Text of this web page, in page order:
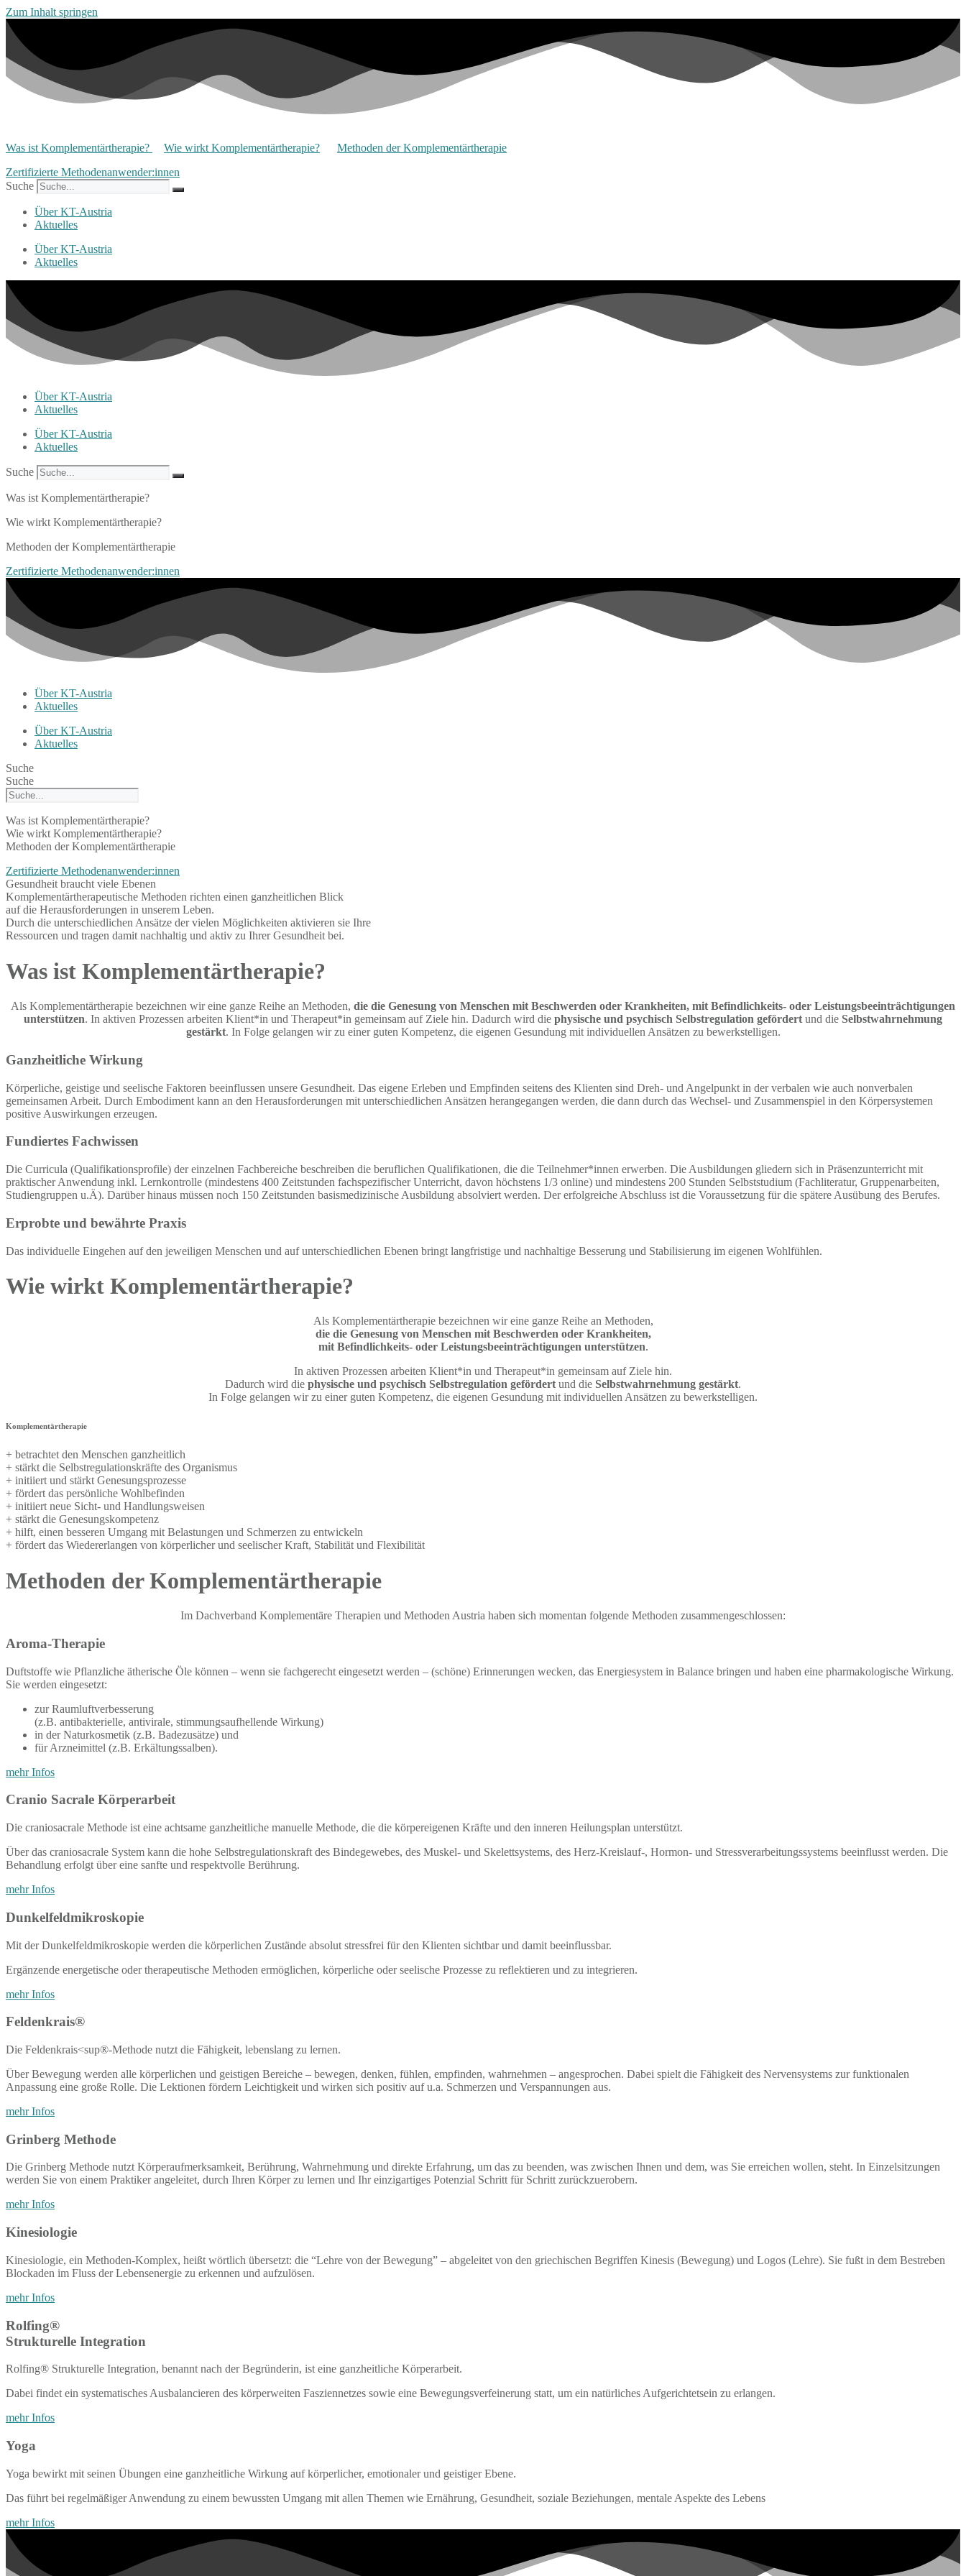
Zum Inhalt springen
Was ist Komplementärtherapie? Wie wirkt Komplementärtherapie?
Methoden der Komplementärtherapie
Zertifizierte Methodenanwender:innen
Suche
Über KT-Austria
Aktuelles
Über KT-Austria
Aktuelles
Über KT-Austria
Aktuelles
Über KT-Austria
Aktuelles
Suche
Was ist Komplementärtherapie?
Wie wirkt Komplementärtherapie?
Methoden der Komplementärtherapie
Zertifizierte Methodenanwender:innen
Über KT-Austria
Aktuelles
Über KT-Austria
Aktuelles
Suche
Suche
Was ist Komplementärtherapie?
Wie wirkt Komplementärtherapie?
Methoden der Komplementärtherapie
Zertifizierte Methodenanwender:innen
Gesundheit braucht viele Ebenen
Komplementärtherapeutische Methoden richten einen ganzheitlichen Blick
auf die Herausforderungen in unserem Leben.
Durch die unterschiedlichen Ansätze der vielen Möglichkeiten aktivieren sie Ihre
Ressourcen und tragen damit nachhaltig und aktiv zu Ihrer Gesundheit bei.
Was ist Komplementärtherapie?
Als Komplementärtherapie bezeichnen wir eine ganze Reihe an Methoden, die die Genesung von Menschen mit Beschwerden oder Krankheiten, mit Befindlichkeits- oder Leistungsbeeinträchtigungen
unterstützen. In aktiven Prozessen arbeiten Klient*in und Therapeut*in gemeinsam auf Ziele hin. Dadurch wird die physische und psychisch Selbstregulation gefördert und die Selbstwahrnehmung
gestärkt. In Folge gelangen wir zu einer guten Kompetenz, die eigenen Gesundung mit individuellen Ansätzen zu bewerkstelligen.
Ganzheitliche Wirkung
Körperliche, geistige und seelische Faktoren beeinflussen unsere Gesundheit. Das eigene Erleben und Empfinden seitens des Klienten sind Dreh- und Angelpunkt in der verbalen wie auch nonverbalen
gemeinsamen Arbeit. Durch Embodiment kann an den Herausforderungen mit unterschiedlichen Ansätzen herangegangen werden, die dann durch das Wechsel- und Zusammenspiel in den Körpersystemen
positive Auswirkungen erzeugen.
Fundiertes Fachwissen
Die Curricula (Qualifikationsprofile) der einzelnen Fachbereiche beschreiben die beruflichen Qualifikationen, die die Teilnehmer*innen erwerben. Die Ausbildungen gliedern sich in Präsenzunterricht mit
praktischer Anwendung inkl. Lernkontrolle (mindestens 400 Zeitstunden fachspezifischer Unterricht, davon höchstens 1/3 online) und mindestens 200 Stunden Selbststudium (Fachliteratur, Gruppenarbeiten,
Studiengruppen u.Ä). Darüber hinaus müssen noch 150 Zeitstunden basismedizinische Ausbildung absolviert werden. Der erfolgreiche Abschluss ist die Voraussetzung für die spätere Ausübung des Berufes.
Erprobte und bewährte Praxis
Das individuelle Eingehen auf den jeweiligen Menschen und auf unterschiedlichen Ebenen bringt langfristige und nachhaltige Besserung und Stabilisierung im eigenen Wohlfühlen.
Wie wirkt Komplementärtherapie?
Als Komplementärtherapie bezeichnen wir eine ganze Reihe an Methoden,
die die Genesung von Menschen mit Beschwerden oder Krankheiten,
mit Befindlichkeits- oder Leistungsbeeinträchtigungen unterstützen.
In aktiven Prozessen arbeiten Klient*in und Therapeut*in gemeinsam auf Ziele hin.
Dadurch wird die physische und psychisch Selbstregulation gefördertund die Selbstwahrnehmung gestärkt.
In Folge gelangen wir zu einer guten Kompetenz, die eigenen Gesundung mit individuellen Ansätzen zu bewerkstelligen.
Komplementärtherapie
+ betrachtet den Menschen ganzheitlich
+ stärkt die Selbstregulationskräfte des Organismus
+ initiiert und stärkt Genesungsprozesse
+ fördert das persönliche Wohlbefinden
+ initiiert neue Sicht- und Handlungsweisen
+ stärkt die Genesungskompetenz
+ hilft, einen besseren Umgang mit Belastungen und Schmerzen zu entwickeln
+ fördert das Wiedererlangen von körperlicher und seelischer Kraft, Stabilität und Flexibilität
Methoden der Komplementärtherapie
Im Dachverband Komplementäre Therapien und Methoden Austria haben sich momentan folgende Methoden zusammengeschlossen:
Aroma-Therapie
Duftstoffe wie Pflanzliche ätherische Öle können – wenn sie fachgerecht eingesetzt werden – (schöne) Erinnerungen wecken, das Energiesystem in Balance bringen und haben eine pharmakologische Wirkung.
Sie werden eingesetzt:
zur Raumluftverbesserung
(z.B. antibakterielle, antivirale, stimmungsaufhellende Wirkung)
in der Naturkosmetik (z.B. Badezusätze) und
für Arzneimittel (z.B. Erkältungssalben).
mehr Infos
Cranio Sacrale Körperarbeit
Die craniosacrale Methode ist eine achtsame ganzheitliche manuelle Methode, die die körpereigenen Kräfte und den inneren Heilungsplan unterstützt.
Über das craniosacrale System kann die hohe Selbstregulationskraft des Bindegewebes, des Muskel- und Skelettsystems, des Herz-Kreislauf-, Hormon- und Stressverarbeitungssystems beeinflusst werden. Die
Behandlung erfolgt über eine sanfte und respektvolle Berührung.
mehr Infos
Dunkelfeldmikroskopie
Mit der Dunkelfeldmikroskopie werden die körperlichen Zustände absolut stressfrei für den Klienten sichtbar und damit beeinflussbar.
Ergänzende energetische oder therapeutische Methoden ermöglichen, körperliche oder seelische Prozesse zu reflektieren und zu integrieren.
mehr Infos
Feldenkrais®
Die Feldenkrais<sup®-Methode nutzt die Fähigkeit, lebenslang zu lernen.
Über Bewegung werden alle körperlichen und geistigen Bereiche – bewegen, denken, fühlen, empfinden, wahrnehmen – angesprochen. Dabei spielt die Fähigkeit des Nervensystems zur funktionalen
Anpassung eine große Rolle. Die Lektionen fördern Leichtigkeit und wirken sich positiv auf u.a. Schmerzen und Verspannungen aus.
mehr Infos
Grinberg Methode
Die Grinberg Methode nutzt Körperaufmerksamkeit, Berührung, Wahrnehmung und direkte Erfahrung, um das zu beenden, was zwischen Ihnen und dem, was Sie erreichen wollen, steht. In Einzelsitzungen
werden Sie von einem Praktiker angeleitet, durch Ihren Körper zu lernen und Ihr einzigartiges Potenzial Schritt für Schritt zurückzuerobern.
mehr Infos
Kinesiologie
Kinesiologie, ein Methoden-Komplex, heißt wörtlich übersetzt: die “Lehre von der Bewegung” – abgeleitet von den griechischen Begriffen Kinesis (Bewegung) und Logos (Lehre). Sie fußt in dem Bestreben
Blockaden im Fluss der Lebensenergie zu erkennen und aufzulösen.
mehr Infos
Rolfing®
Strukturelle Integration
Rolfing® Strukturelle Integration, benannt nach der Begründerin, ist eine ganzheitliche Körperarbeit.
Dabei findet ein systematisches Ausbalancieren des körperweiten Fasziennetzes sowie eine Bewegungsverfeinerung statt, um ein natürliches Aufgerichtetsein zu erlangen.
mehr Infos
Yoga
Yoga bewirkt mit seinen Übungen eine ganzheitliche Wirkung auf körperlicher, emotionaler und geistiger Ebene.
Das führt bei regelmäßiger Anwendung zu einem bewussten Umgang mit allen Themen wie Ernährung, Gesundheit, soziale Beziehungen, mentale Aspekte des Lebens
mehr Infos